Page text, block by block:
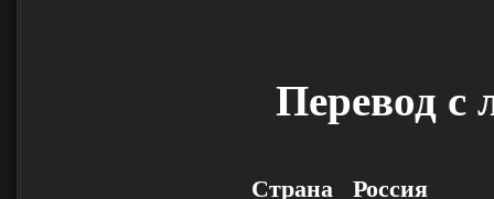
Перевод с
Страна Россия